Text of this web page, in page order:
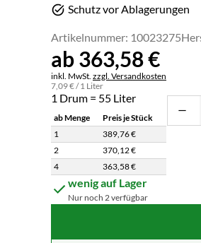
Schutz vor Ablagerungen
Artikelnummer: 10023275
ab:
ab363,58€
Steuerhinweis:
inkl. MwSt. zzgl. Versandkosten
7,09€/ 1 Liter
1 Drum = 55 Liter
Staffelpreisliste: Preise pro Stück
ab Menge
Preis je Stück
1
389,76€
2
370,12€
4
363,58€
wenig auf Lager
Nur noch 2 verfügbar